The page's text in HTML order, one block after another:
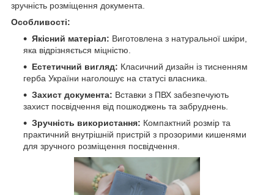
зручність розміщення документа.
Особливості:
Якісний матеріал: Виготовлена з натуральної шкіри,
яка відрізняється міцністю.
Естетичний вигляд: Класичний дизайн із тисненням
герба України наголошує на статусі власника.
Захист документа: Вставки з ПВХ забезпечують
захист посвідчення від пошкоджень та забруднень.
Зручність використання: Компактний розмір та
практичний внутрішній пристрій з прозорими кишенями
для зручного розміщення посвідчення.